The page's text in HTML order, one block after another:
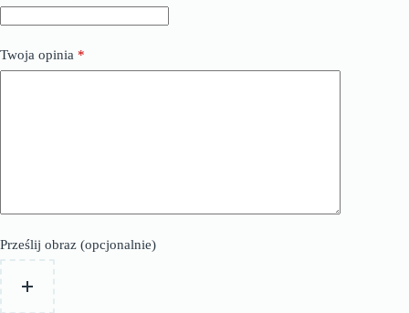
Twoja opinia *
Prześlij obraz (opcjonalnie)